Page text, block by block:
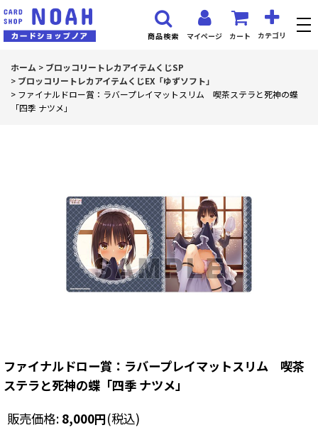
マイページ カート カテゴリ
商品検索
ホーム > ブロッコリートレカアイテムくじSP
> ブロッコリートレカアイテムくじEX「ゆずソフト」
> ファイナルドロー賞：ラバープレイマットスリム 喫茶ステラと死神の蝶
「四季 ナツメ」
ファイナルドロー賞：ラバープレイマットスリム 喫茶
ステラと死神の蝶「四季 ナツメ」
販売価格: 8,000円(税込)